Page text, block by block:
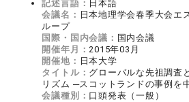
記述言語： 日本語
会議名： 日本地理学会春季大会エ
ループ
国際・国内会議： 国内会議
開催年月：2015年03月
開催地： 日本大学
タイトル： グローバルな先祖調査
リズム ─スコットランドの事例を
会議種別： 口頭発表（一般）